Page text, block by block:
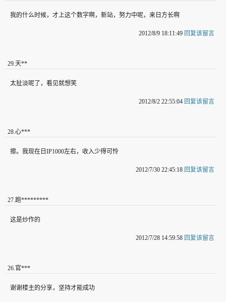
我的什么时候，才上这个数字啊，新站，努力中呢，来日方长啊
2012/8/9 18:11:49 回复该留言
29.天**
太扯淡呢了，看见就想笑
2012/8/2 22:55:04 回复该留言
28.心***
擦。我现在日IP1000左右，收入少得可怜
2012/7/30 22:45:18 回复该留言
27.跑*********
这是炒作的
2012/7/28 14:59:58 回复该留言
26.官***
谢谢楼主的分享，坚持才能成功